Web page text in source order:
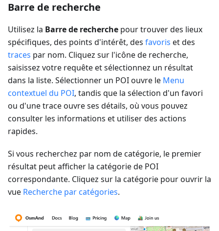
Barre de recherche
Utilisez la Barre de recherche pour trouver des lieux
spécifiques, des points d'intérêt, des favoris et des
traces par nom. Cliquez sur l'icône de recherche,
saisissez votre requête et sélectionnez un résultat
dans la liste. Sélectionner un POI ouvre le Menu
contextuel du POI, tandis que la sélection d'un favori
ou d'une trace ouvre ses détails, où vous pouvez
consulter les informations et utiliser des actions
rapides.
Si vous recherchez par nom de catégorie, le premier
résultat peut afficher la catégorie de POI
correspondante. Cliquez sur la catégorie pour ouvrir la
vue Recherche par catégories.